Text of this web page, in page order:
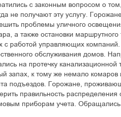
с законным вопросом о
не получают эту услугу.
проблемы уличного
а также остановки маршрутного
с работой управляющих
обслуживания домов.
на протечку канализационной
запах, к тому же немало
подъездов. Горожане,
правильность
приборам учета.